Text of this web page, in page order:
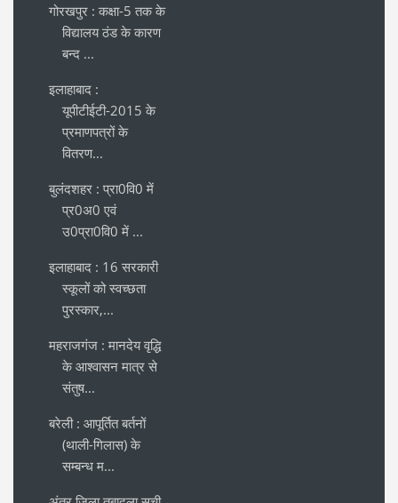
गोरखपुर : कक्षा-5 तक के
विद्यालय ठंड के कारण
बन्द ...
इलाहाबाद :
यूपीटीईटी-2015 के
प्रमाणपत्रों के
वितरण...
बुलंदशहर : प्रा0वि0 में
प्र0अ0 एवं
उ0प्रा0वि0 में ...
इलाहाबाद : 16 सरकारी
स्कूलों को स्वच्छता
पुरस्कार,...
महराजगंज : मानदेय वृद्धि
के आश्वासन मात्र से
संतुष...
बरेली : आपूर्तित बर्तनों
(थाली-गिलास) के
सम्बन्ध म...